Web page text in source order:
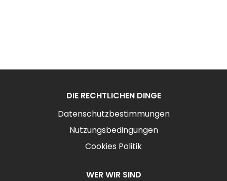
DIE RECHTLICHEN DINGE
Datenschutzbestimmungen
Nutzungsbedingungen
Cookies Politik
WER WIR SIND